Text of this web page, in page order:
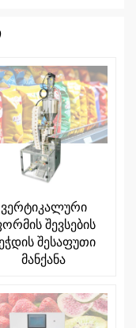
ვერტიკალური
შევსების
შესაფუთი
მანქანა